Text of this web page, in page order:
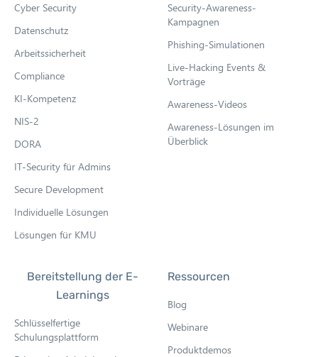
i
n
n
e
t
a
b
Cyber Security
Datenschutz
Arbeitssicherheit
Compliance
KI-Kompetenz
NIS-2
DORA
IT-Security für Admins
Secure Development
Individuelle Lösungen
Lösungen für KMU
Security-Awareness-
Kampagnen
Phishing-Simulationen
Live-Hacking Events &
Vorträge
Awareness-Videos
Awareness-Lösungen im
Überblick
Bereitstellung der E-
Learnings
Schlüsselfertige
Schulungsplattform
Ressourcen
Blog
Webinare
Produktdemos